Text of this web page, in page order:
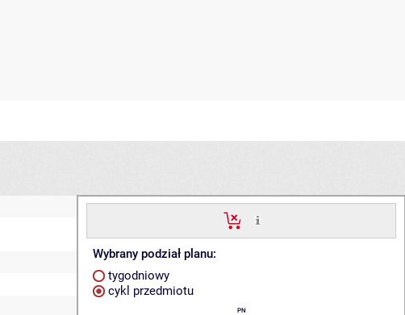
Wybrany podział planu:
tygodniowy
cykl przedmiotu
PN